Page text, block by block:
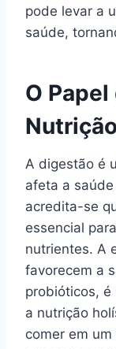
pode levar a
saúde,
O
A digestão é
afeta a
acredita-se
essencial
nutrientes. A
favorecem a
probióticos, é
a nutrição
comer em